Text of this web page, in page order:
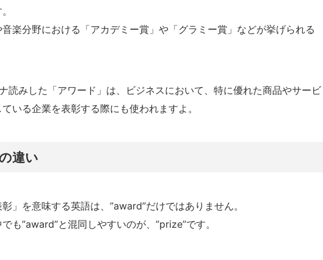
楽分野における「アカデミー賞」や「グラミー賞」などが挙げられる
読みした「アワード」は、ビジネスにおいて、特に優れた商品やサービ
いる企業を表彰する際にも使われますよ。
違い
」を意味する英語は、”award”だけではありません。
も”award”と混同しやすいのが、”prize”です。